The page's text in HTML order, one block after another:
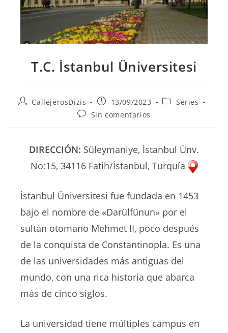
T.C. İstanbul Üniversitesi
AutorCallejerosDizis
Publicación
la
13/09/2023
Categoría
Series
Comentarios
Sin comentarios
DIRECCIÓN: Süleymaniye, İstanbul Ünv.
No:15, 34116 Fatih/İstanbul, Turquía
İstanbul Üniversitesi fue fundada en 1453
bajo el nombre de «Darülfünun» por el
sultán otomano Mehmet II, poco después
de la conquista de Constantinopla. Es una
de las universidades más antiguas del
mundo, con una rica historia que abarca
más de cinco siglos.
La universidad tiene múltiples campus en